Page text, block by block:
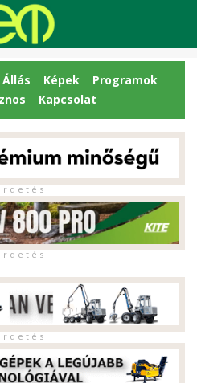
Állás Képek
Programok
Kapcsolat
r d e t é s
r d e t é s
r d e t é s